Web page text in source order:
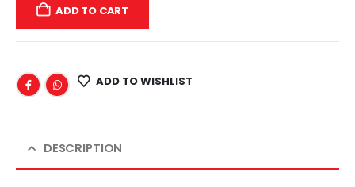
ADD TO CART
ADD TO WISHLIST
DESCRIPTION